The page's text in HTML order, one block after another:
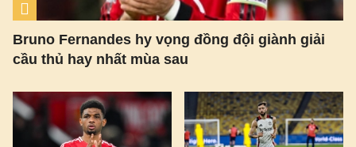
Bruno Fernandes hy vọng đồng đội giành giải
cầu thủ hay nhất mùa sau